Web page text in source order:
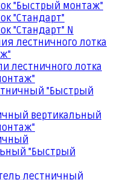
"Быстрый монтаж"
"Стандарт"
"Стандарт" N
лестничного лотка
лестничного лотка
"Быстрый
вертикальный
"Быстрый
лестничный